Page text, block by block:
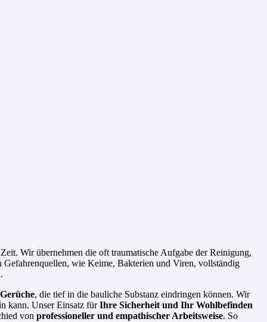
Wir übernehmen die oft traumatische Aufgabe der Reinigung,
Gefahrenquellen, wie Keime, Bakterien und Viren, vollständig
, die tief in die bauliche Substanz eindringen können. Wir
kann. Unser Einsatz fürIhre Sicherheit und Ihr Wohlbefinden
von professioneller und empathischer Arbeitsweise. So